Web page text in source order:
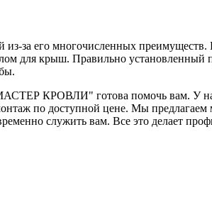
за его многочисленных преимуществ.
для крыш. Правильно установленный
КРОВЛИ" готова помочь вам. У
по доступной цене. Мы
служить вам. Все это делает